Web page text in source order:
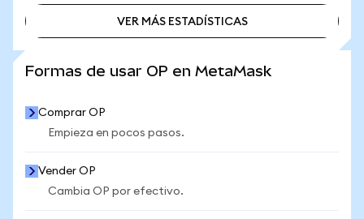
VER MÁS ESTADÍSTICAS
Formas de usar OP en MetaMask
Comprar OP
Empieza en pocos pasos.
Vender OP
Cambia OP por efectivo.